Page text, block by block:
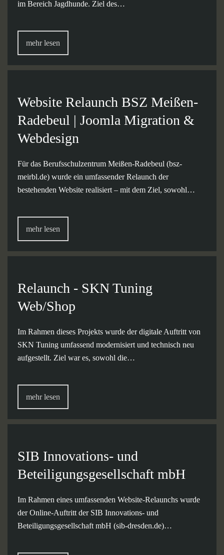
im Bereich Jagdhunde. Ziel des…
mehr lesen
Website Relaunch BSZ Meißen-
Radebeul | Joomla Migration &
Webdesign
Für das Berufsschulzentrum Meißen-Radebeul (bsz-
meirbl.de) wurde ein umfassender Relaunch der
bestehenden Website realisiert – mit dem Ziel, sowohl…
mehr lesen
Relaunch - SKN Tuning
Web/Shop
Im Rahmen dieses Projekts wurde der digitale Auftritt von
SKN Tuning umfassend modernisiert und technisch neu
aufgestellt. Ziel war es, sowohl die…
mehr lesen
SIB Innovations- und
Beteiligungsgesellschaft mbH
Im Rahmen eines umfassenden Website-Relaunchs wurde
der Online-Auftritt der SIB Innovations- und
Beteiligungsgesellschaft mbH (sib-dresden.de)…